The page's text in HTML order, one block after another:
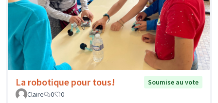
La robotique pour tous!
Soumise au vote
Claire
0 0